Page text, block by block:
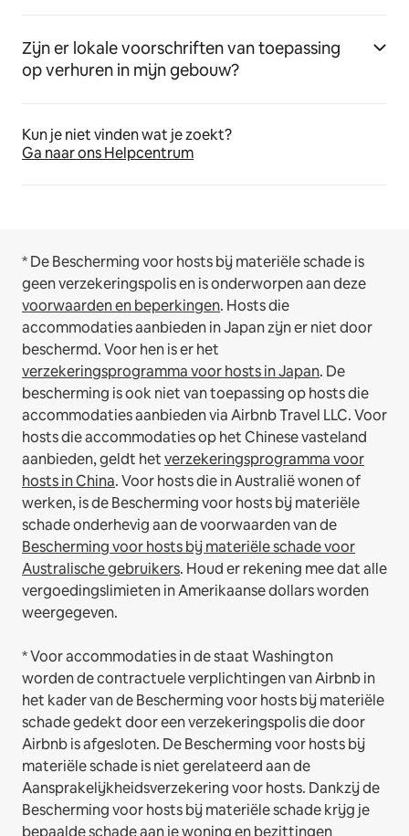
Zijn er lokale voorschriften van toepassing
op verhuren in mijn gebouw?
Kun je niet vinden wat je zoekt?
Ga naar ons Helpcentrum
* De Bescherming voor hosts bij materiële schade is
geen verzekeringspolis en is onderworpen aan deze
voorwaarden en beperkingen. Hosts die
accommodaties aanbieden in Japan zijn er niet door
beschermd. Voor hen is er het
verzekeringsprogramma voor hosts in Japan. De
bescherming is ook niet van toepassing op hosts die
accommodaties aanbieden via Airbnb Travel LLC.Voor
hosts die accommodaties op het Chinese vasteland
aanbieden, geldt hetverzekeringsprogramma voor
hosts in China.Voor hosts die in Australië wonen of
werken, is de Bescherming voor hosts bij materiële
schade onderhevig aan de voorwaarden van de
Bescherming voor hosts bij materiële schade voor
Australische gebruikers. Houd er rekening mee dat alle
vergoedingslimieten in Amerikaanse dollars worden
weergegeven.
* Voor accommodaties in de staat Washington
worden de contractuele verplichtingen van Airbnb in
het kader van de Bescherming voor hosts bij materiële
schade gedekt door een verzekeringspolis die door
Airbnb is afgesloten. De Bescherming voor hosts bij
materiële schade is niet gerelateerd aan de
Aansprakelijkheidsverzekering voor hosts. Dankzij de
Bescherming voor hosts bij materiële schade krijg je
bepaalde schade aan je woning en bezittingen